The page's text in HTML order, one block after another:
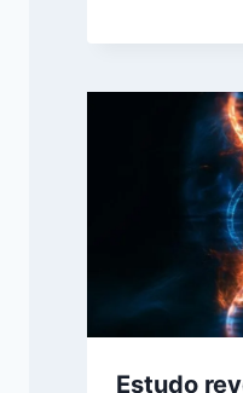
Estudo